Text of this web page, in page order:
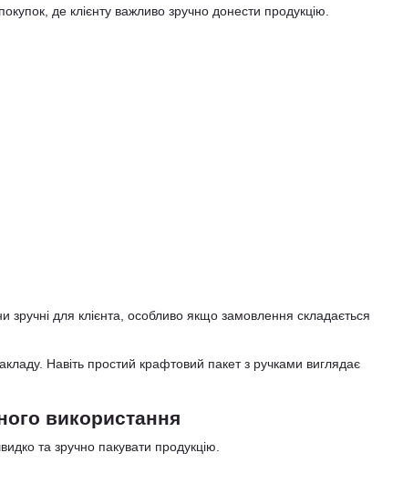
де клієнту важливо зручно донести продукцію.
зручні для клієнта, особливо якщо замовлення складається
Навіть простий крафтовий пакет з ручками виглядає
використання
та зручно пакувати продукцію.